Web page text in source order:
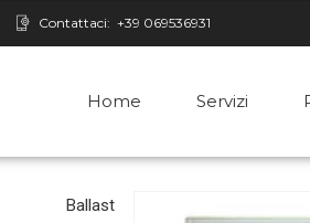
Contattaci: +39 069536931
Home Servizi
Ballast